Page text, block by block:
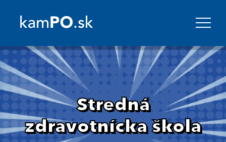
Stredná
zdravotnícka škola